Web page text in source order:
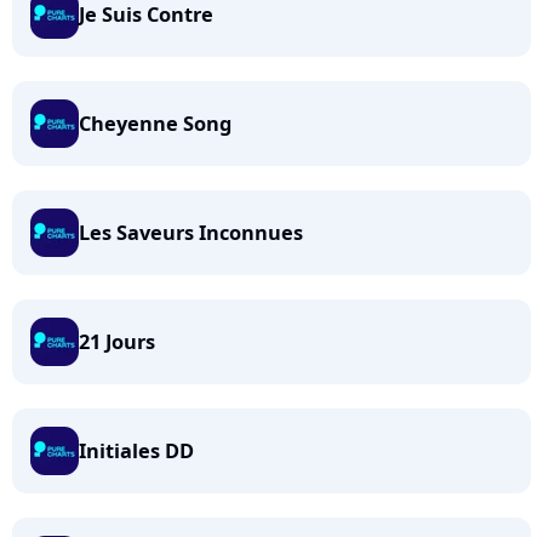
Je Suis Contre
Cheyenne Song
Les Saveurs Inconnues
21 Jours
Initiales DD